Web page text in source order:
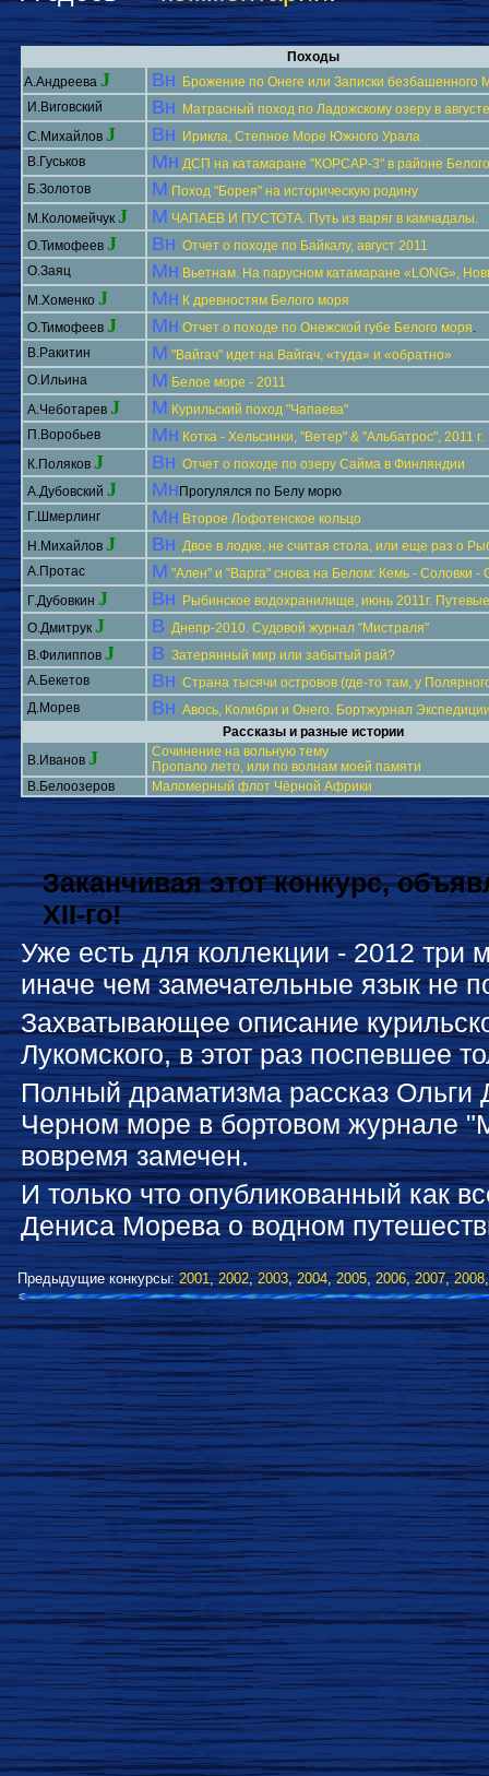
Походы
А.Андреева J Вн
Брожение по Онеге или Записки безбашенного
И.Виговский
Вн
Матрасный поход по Ладожскому озеру в
С.Михайлов J Вн
Ирикла, Степное Море Южного Урала
В.Гуськов
Мн ДСП на катамаране "КОРСАР-3" в районе
Б.Золотов
М Поход "Борея" на историческую родину
М.Коломейчук J М ЧАПАЕВ И ПУСТОТА. Путь из варяг в камчадалы.
O.Тимофеев J Вн Отчет о походе по Байкалу, август 2011
O.Заяц
Мн Вьетнам. На парусном катамаране «LONG»,
М.Хоменко J Мн К древностям Белого моря
О.Тимофеев J Мн Отчет о походе по Онежской губе Белого моря.
В.Ракитин
М "Вайгач" идет на Вайгач, «туда» и «обратно»
О.Ильина
М Белое море - 2011
А.Чеботарев J М Курильский поход "Чапаева"
П.Воробьев
Мн Котка - Хельсинки, "Ветер" & "Альбатрос", 2011 г.
К.Поляков J Вн Отчет о походе по озеру Сайма в Финляндии
А.Дубовский J Мн Прогулялся по Белу морю
Г.Шмерлинг
Мн Второе Лофотенское кольцо
Н.Михайлов J Вн Двое в лодке, не считая стола, или еще раз о
А.Протас
М "Ален" и "Варга" снова на Белом: Кемь - Соловки -
Г.Дубовкин J Вн
Рыбинское водохранилище, июнь 2011г.
О.Дмитрук J В Днепр-2010. Судовой журнал "Мистраля"
В.Филиппов J В Затерянный мир или забытый рай?
А.Бекетов
Вн Страна тысячи островов (где-то там, у
Д.Морев
Вн Авось, Колибри и Онего. Бортжурнал
Рассказы и разные истории
В.Иванов J
Сочинение на вольную тему
Пропало лето, или по волнам моей памяти
В.Белоозеров
Маломерный флот Чёрной Африки
Заканчивая этот конкурс,
XII-го!
Уже есть для коллекции - 2012 три
иначе чем замечательные язык не
Захватывающее описание
Лукомского, в этот раз поспевшее
Полный драматизма рассказ Ольги
Черном море в бортовом журнале
вовремя замечен.
И только что опубликованный как
Дениса Морева о водном
Предыдущие конкурсы:2001,2002,2003,2004,2005,2006,2007,2008